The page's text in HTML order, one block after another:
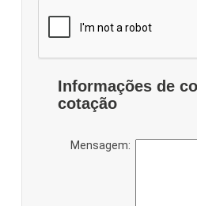
Informações de
cotação
Mensagem: